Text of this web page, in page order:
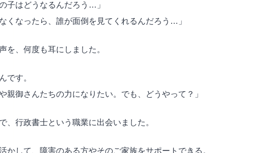
子はどうなるんだろう…」
くなったら、誰が面倒を見てくれるんだろう…」
を、何度も耳にしました。
です。
親御さんたちの力になりたい。でも、どうやって？」
、行政書士という職業に出会いました。
かして、障害のある方やそのご家族をサポートできる。